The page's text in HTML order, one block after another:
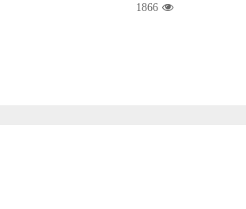
1866